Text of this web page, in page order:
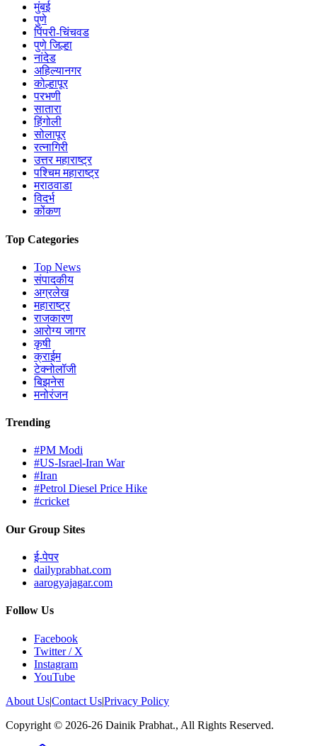
मुंबई
पुणे
पिंपरी-चिंचवड
पुणे जिल्हा
नांदेड
अहिल्यानगर
कोल्हापूर
परभणी
सातारा
हिंगोली
सोलापूर
रत्नागिरी
उत्तर महाराष्ट्र
पश्चिम महाराष्ट्र
मराठवाडा
विदर्भ
कोंकण
Top Categories
Top News
संपादकीय
अग्रलेख
महाराष्ट्र
राजकारण
आरोग्य जागर
कृषी
क्राईम
टेक्नोलॉजी
बिझनेस
मनोरंजन
Trending
#PM Modi
#US-Israel-Iran War
#Iran
#Petrol Diesel Price Hike
#cricket
Our Group Sites
ई-पेपर
dailyprabhat.com
aarogyajagar.com
Follow Us
Facebook
Twitter / X
Instagram
YouTube
About Us|Contact Us|Privacy Policy
Copyright © 2026-26 Dainik Prabhat., All Rights Reserved.